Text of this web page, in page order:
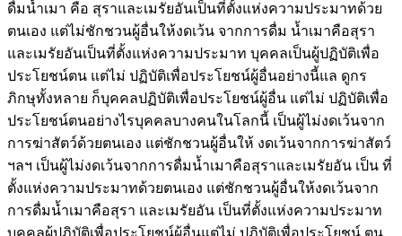
ดื่มน้ำเมา คือ สุราและเมรัยอันเป็นที่ตั้งแห่งความประมาทด้วย
ตนเอง แต่ไม่ชักชวนผู้อื่นให้งดเว้น จากการดื่ม น้ำเมาคือสุรา
และเมรัยอันเป็นที่ตั้งแห่งความประมาท บุคคลเป็นผู้ปฏิบัติเพื่อ
ประโยชน์ตน แต่ไม่ ปฏิบัติเพื่อประโยชน์ผู้อื่นอย่างนี้แล ดูกร
ภิกษุทั้งหลาย ก็บุคคลปฏิบัติเพื่อประโยชน์ผู้อื่น แต่ไม่ ปฏิบัติเพื่อ
ประโยชน์ตนอย่างไรบุคคลบางคนในโลกนี้ เป็นผู้ไม่งดเว้นจาก
การฆ่าสัตว์ด้วยตนเอง แต่ชักชวนผู้อื่นให้ งดเว้นจากการฆ่าสัตว์
ฯลฯ เป็นผู้ไม่งดเว้นจากการดื่มน้ำเมาคือสุราและเมรัยอัน เป็น ที่
ตั้งแห่งความประมาทด้วยตนเอง แต่ชักชวนผู้อื่นให้งดเว้นจาก
การดื่มน้ำเมาคือสุรา และเมรัยอัน เป็นที่ตั้งแห่งความประมาท